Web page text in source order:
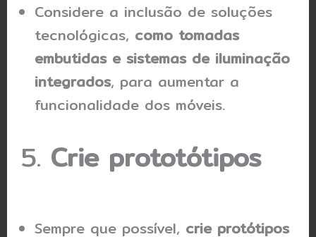
Considere a inclusão de soluções
tecnológicas, como tomadas
embutidas e sistemas de iluminação
integrados, para aumentar a
funcionalidade dos móveis.
5. Crie prototótipos
Sempre que possível, crie protótipos